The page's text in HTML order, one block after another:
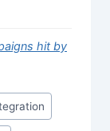
hit by